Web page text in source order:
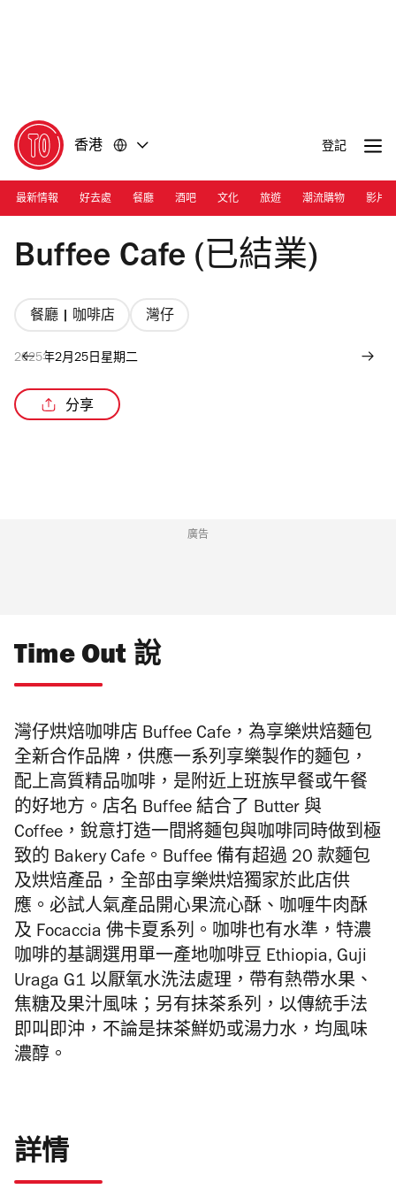
香港 登記
最新情報 好去處 餐廳 酒吧 文化 旅遊 潮流購物 影片
Photograph: Ann Chiu
Buffee Cafe (已結業)
餐廳 | 咖啡店 灣仔
2025年2月25日星期二
分享
廣告
Time Out 說
灣仔烘焙咖啡店 Buffee Cafe，為享樂烘焙麵包
全新合作品牌，供應一系列享樂製作的麵包，
配上高質精品咖啡，是附近上班族早餐或午餐
的好地方。店名 Buffee 結合了 Butter 與
Coffee，銳意打造一間將麵包與咖啡同時做到極
致的 Bakery Cafe。 Buffee 備有超過 20 款麵包
及烘焙產品，全部由享樂烘焙獨家於此店供
應。必試人氣產品開心果流心酥、咖喱牛肉酥
及 Focaccia 佛卡夏系列。咖啡也有水準，特濃
咖啡的基調選用單一產地咖啡豆 Ethiopia, Guji
Uraga G1 以厭氧水洗法處理，帶有熱帶水果、
焦糖及果汁風味；另有抹茶系列， 以傳統手法
即叫即沖， 不論是抹茶鮮奶或湯力水，均風味
濃醇。
詳情